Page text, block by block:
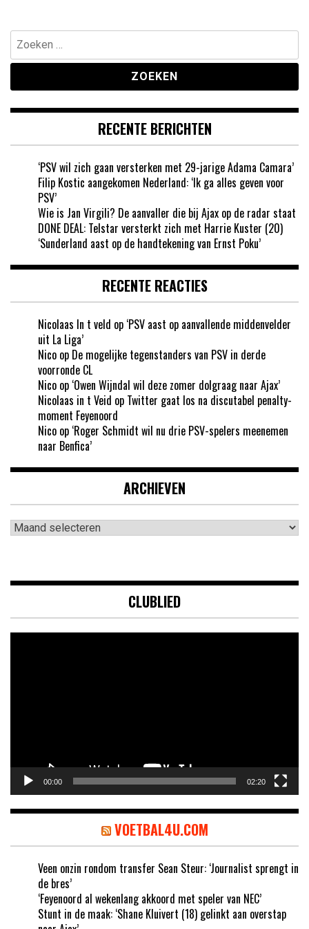
Zoeken
naar:
RECENTE BERICHTEN
‘PSV wil zich gaan versterken met 29-jarige Adama Camara’
Filip Kostic aangekomen Nederland: ‘Ik ga alles geven voor
PSV’
Wie is Jan Virgili? De aanvaller die bij Ajax op de radar staat
DONE DEAL: Telstar versterkt zich met Harrie Kuster (20)
‘Sunderland aast op de handtekening van Ernst Poku’
RECENTE REACTIES
Nicolaas In t veld op ‘PSV aast op aanvallende middenvelder
uit La Liga’
Nico op De mogelijke tegenstanders van PSV in derde
voorronde CL
Nico op ‘Owen Wijndal wil deze zomer dolgraag naar Ajax’
Nicolaas in t Veid op Twitter gaat los na discutabel penalty-
moment Feyenoord
Nico op ‘Roger Schmidt wil nu drie PSV-spelers meenemen
naar Benfica’
ARCHIEVEN
Archieven
CLUBLIED
00:00 02:20
VOETBAL4U.COM
Veen onzin rondom transfer Sean Steur: ‘Journalist sprengt in
de bres’
‘Feyenoord al wekenlang akkoord met speler van NEC’
Stunt in de maak: ‘Shane Kluivert (18) gelinkt aan overstap